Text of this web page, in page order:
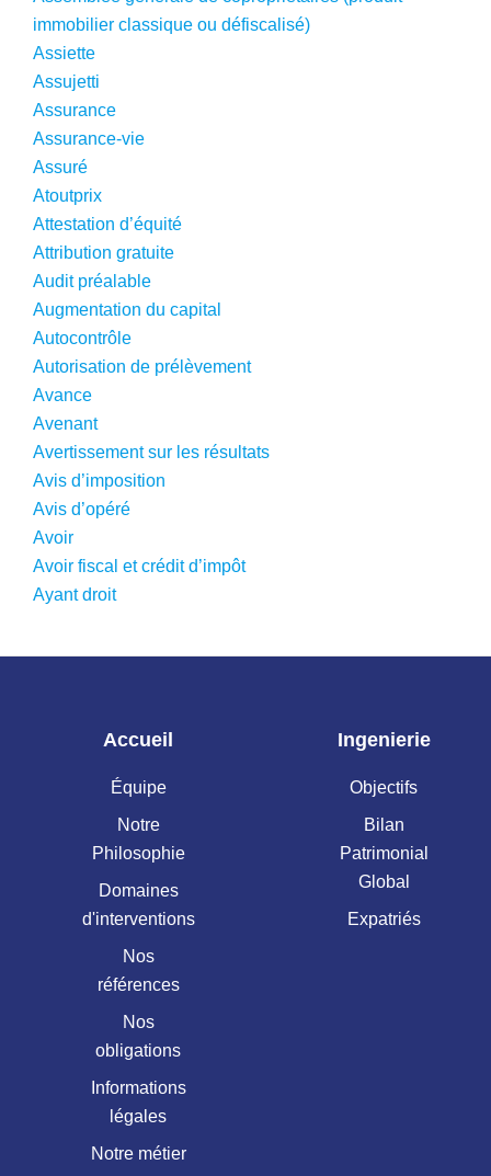
immobilier classique ou défiscalisé)
Assiette
Assujetti
Assurance
Assurance-vie
Assuré
Atoutprix
Attestation d’équité
Attribution gratuite
Audit préalable
Augmentation du capital
Autocontrôle
Autorisation de prélèvement
Avance
Avenant
Avertissement sur les résultats
Avis d’imposition
Avis d’opéré
Avoir
Avoir fiscal et crédit d’impôt
Ayant droit
Accueil
Équipe
Notre
Philosophie
Domaines
d'interventions
Nos
références
Nos
obligations
Informations
légales
Notre métier
Ingenierie
Objectifs
Bilan
Patrimonial
Global
Expatriés